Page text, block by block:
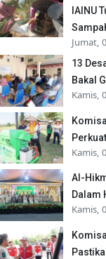
IAINU
Jumat,
13
Bakal
Kamis,
Kamis,
Al-
Dalam
Kamis,